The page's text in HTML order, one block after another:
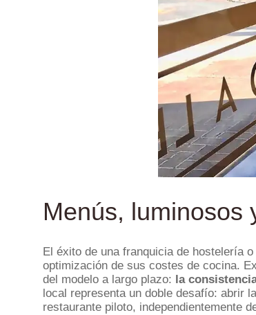
Menús, luminosos
El éxito de una franquicia de hostelería
optimización de sus costes de cocina.
del modelo a largo plazo: la
local representa un doble desafío: abrir
restaurante piloto, independientemente